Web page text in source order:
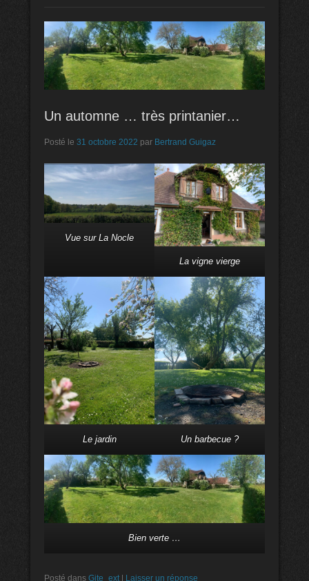
Un automne … très printanier…
Posté le 31 octobre 2022 par Bertrand Guigaz
Vue sur La Nocle
La vigne vierge
Le jardin Un barbecue ?
Bien verte …
Posté dans Gite_ext Laisser un réponse